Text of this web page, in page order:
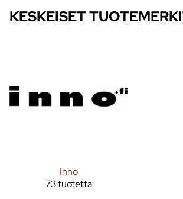
KESKEISET
Inno
73 tuotetta